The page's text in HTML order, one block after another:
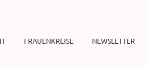
FRAUENKREISE NEWSLETTER